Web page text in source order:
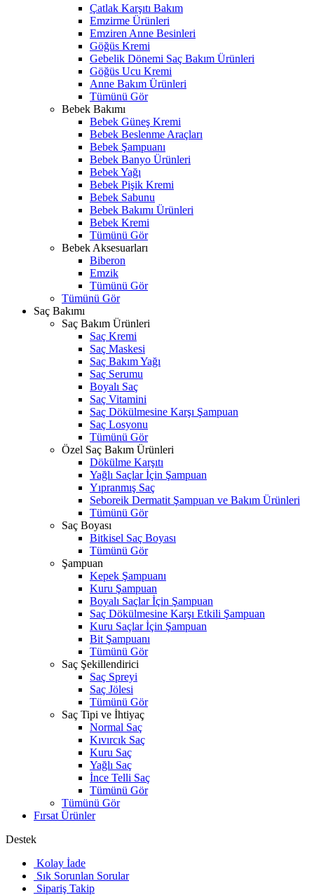
Çatlak Karşıtı Bakım
Emzirme Ürünleri
Emziren Anne Besinleri
Göğüs Kremi
Gebelik Dönemi Saç Bakım Ürünleri
Göğüs Ucu Kremi
Anne Bakım Ürünleri
Tümünü Gör
Bebek Bakımı
Bebek Güneş Kremi
Bebek Beslenme Araçları
Bebek Şampuanı
Bebek Banyo Ürünleri
Bebek Yağı
Bebek Pişik Kremi
Bebek Sabunu
Bebek Bakımı Ürünleri
Bebek Kremi
Tümünü Gör
Bebek Aksesuarları
Biberon
Emzik
Tümünü Gör
Tümünü Gör
Saç Bakımı
Saç Bakım Ürünleri
Saç Kremi
Saç Maskesi
Saç Bakım Yağı
Saç Serumu
Boyalı Saç
Saç Vitamini
Saç Dökülmesine Karşı Şampuan
Saç Losyonu
Tümünü Gör
Özel Saç Bakım Ürünleri
Dökülme Karşıtı
Yağlı Saçlar İçin Şampuan
Yıpranmış Saç
Seboreik Dermatit Şampuan ve Bakım Ürünleri
Tümünü Gör
Saç Boyası
Bitkisel Saç Boyası
Tümünü Gör
Şampuan
Kepek Şampuanı
Kuru Şampuan
Boyalı Saçlar İçin Şampuan
Saç Dökülmesine Karşı Etkili Şampuan
Kuru Saçlar İçin Şampuan
Bit Şampuanı
Tümünü Gör
Saç Şekillendirici
Saç Spreyi
Saç Jölesi
Tümünü Gör
Saç Tipi ve İhtiyaç
Normal Saç
Kıvırcık Saç
Kuru Saç
Yağlı Saç
İnce Telli Saç
Tümünü Gör
Tümünü Gör
Fırsat Ürünler
Destek
Kolay İade
Sık Sorunlan Sorular
Sipariş Takip